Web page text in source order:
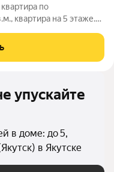
по
квартира на 5 этаже.
Квартира тёплая, тихая,
упускайте
в доме: до 5,
в Якутске